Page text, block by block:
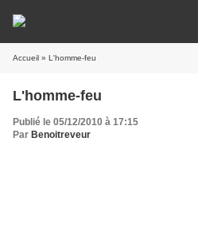
Accueil » L'homme-feu
L'homme-feu
Publié le 05/12/2010 à 17:15
Par Benoitreveur